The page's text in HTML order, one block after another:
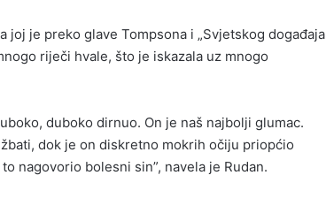
joj je preko glave Tompsona i „Svjetskog događaja
riječi hvale, što je iskazala uz mnogo
duboko dirnuo. On je naš najbolji glumac.
dok je on diskretno mokrih očiju priopćio
nagovorio bolesni sin”, navela je Rudan.